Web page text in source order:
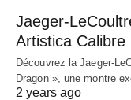
Jaeger-
Artistica
Découvrez la Jaeger-
Dragon », une montre
2 years ago